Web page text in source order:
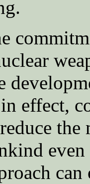
effect,